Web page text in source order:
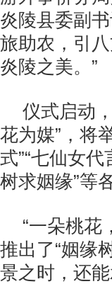
炎陵县委副
旅助农，引
炎陵之美。”
仪式启动
花为媒”，将
式”“七仙女
树求姻缘”等
“一朵桃花
推出了“姻缘
景之时，还